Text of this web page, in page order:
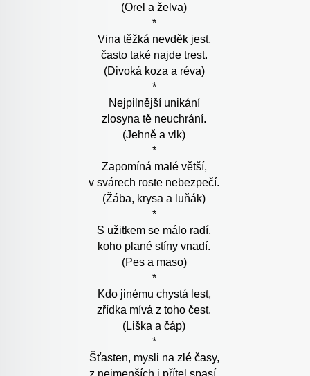
(Orel a želva)
*
Vina těžká nevděk jest,
často také najde trest.
(Divoká koza a réva)
*
Nejpilnější unikání
zlosyna tě neuchrání.
(Jehně a vlk)
*
Zapomíná malé větší,
v svárech roste nebezpečí.
(Žába, krysa a luňák)
*
S užitkem se málo radí,
koho plané stíny vnadí.
(Pes a maso)
*
Kdo jinému chystá lest,
zřídka mívá z toho čest.
(Liška a čáp)
*
Šťasten, mysli na zlé časy,
z nejmenších i přítel spasí.